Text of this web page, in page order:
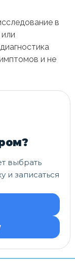
в
и не
выбрать
и записаться